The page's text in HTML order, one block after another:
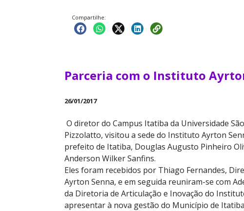
Compartilhe:
Parceria com o Instituto
26/01/2017
O diretor do Campus Itatiba da Universidade
Pizzolatto, visitou a sede do Instituto Ayrton
prefeito de Itatiba, Douglas Augusto Pinheiro
Anderson Wilker Sanfins.
Eles foram recebidos por Thiago Fernandes,
Ayrton Senna, e em seguida reuniram-se com
da Diretoria de Articulação e Inovação do
apresentar à nova gestão do Município de